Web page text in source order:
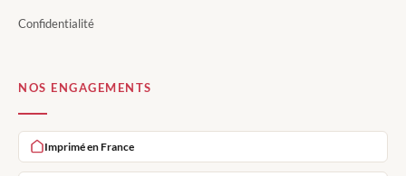
Confidentialité
NOS ENGAGEMENTS
Imprimé en France